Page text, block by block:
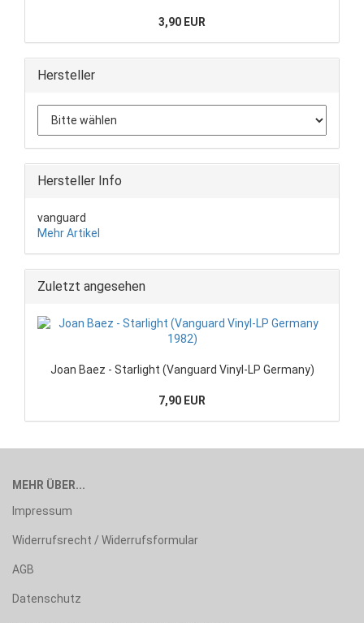
3,90 EUR
Hersteller
Hersteller Info
vanguard
Mehr Artikel
Zuletzt angesehen
Joan Baez - Starlight (Vanguard Vinyl-LP Germany)
7,90 EUR
MEHR ÜBER...
Impressum
Widerrufsrecht / Widerrufsformular
AGB
Datenschutz